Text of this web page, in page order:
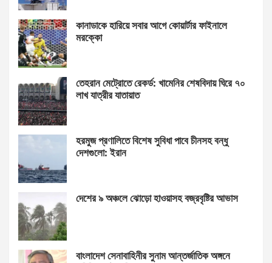
কানাডাকে হারিয়ে সবার আগে কোয়ার্টার ফাইনালে
মরক্কো
তেহরান মেট্রোতে রেকর্ড: খামেনির শেষবিদায় ঘিরে ৭০
লাখ যাত্রীর যাতায়াত
হরমুজ প্রণালিতে বিশেষ সুবিধা পাবে চীনসহ বন্ধু
দেশগুলো: ইরান
দেশের ৯ অঞ্চলে ঝোড়ো হাওয়াসহ বজ্রবৃষ্টির আভাস
বাংলাদেশ সেনাবাহিনীর সুনাম আন্তর্জাতিক অঙ্গনে